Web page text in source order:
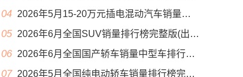
04 2026年5月15-20万元插电混动汽车销量排行榜（零售量）
05 2026年6月全国SUV销量排行榜完整版(出口量
06 2026年6月全国国产轿车销量中型车排行榜完整版(零售量
07 2026年5月全国纯电动轿车销量排行榜完整版(批发量